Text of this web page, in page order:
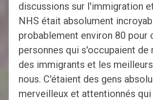
discussions sur l'immigration
NHS était absolument
probablement environ 80 pour
personnes qui s'occupaient de
des immigrants et les
nous. C'étaient des gens
merveilleux et attentionnés qui